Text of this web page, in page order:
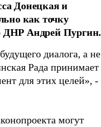
Донецкая и
как точку
ДНР Андрей Пургин.
диалога, а не
Рада принимает
для этих целей», -
могут